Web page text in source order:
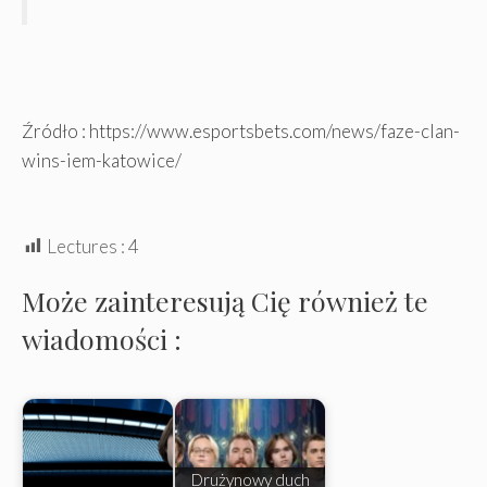
Źródło : https://www.esportsbets.com/news/faze-clan-
wins-iem-katowice/
Lectures :4
Może zainteresują Cię również te
wiadomości :
Drużynowy duch